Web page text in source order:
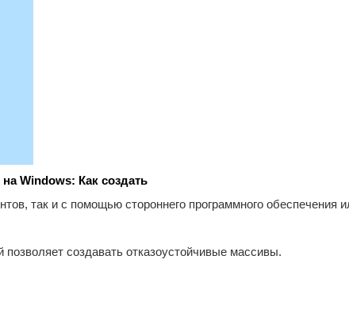
на Windows: Как создать
так и с помощью стороннего программного обеспечения
позволяет создавать отказоустойчивые массивы.